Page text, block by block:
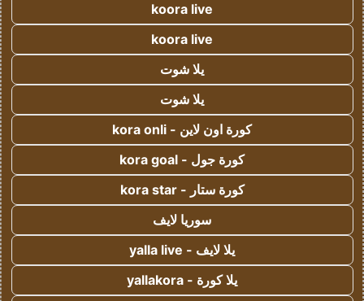
koora live
koora live
يلا شوت
يلا شوت
كورة اون لاين - kora onli
كورة جول - kora goal
كورة ستار - kora star
سوريا لايف
يلا لايف - yalla live
يلا كورة - yallakora